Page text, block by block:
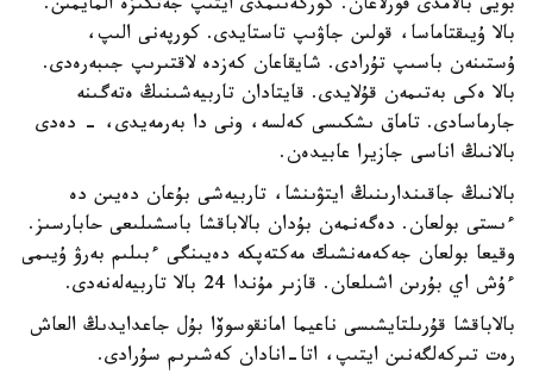
بويى بالامدى قورلاعان. كورگەنىمدى ايتىپ جەتكىزە المايمىن.
بالا ۇيىقتاماسا، قولىن جاۋىپ تاستايدى. كورپەنى الىپ،
ۇستىنەن باسىپ تۇرادى. شايقاعان كەزدە لاقتىرىپ جىبەرەدى.
بالا ەكى بەتىمەن قۇلايدى. قايتادان تاربيەشىنىڭ ەتەگىنە
جارماسادى. تاماق ىشكىسى كەلسە، ونى دا بەرمەيدى، - دەدى
بالانىڭ اناسى جازيرا عابيدەن.
بالانىڭ جاقىندارىنىڭ ايتۋىنشا، تاربيەشى بۇعان دەيىن دە
ءىستى بولعان. دەگەنمەن بۇدان بالاباقشا باسشىلىعى حابارسىز.
وقيعا بولعان جەكەمەنشىك مەكتەپكە دەيىنگى ءبىلىم بەرۋ ۇيىمى
ءۇش اي بۇرىن اشىلعان. قازىر مۇندا 24 بالا تاربيەلەنەدى.
بالاباقشا قۇرىلتايشىسى ناعيما امانقوسوۆا بۇل جاعدايدىڭ العاش
رەت تىركەلگەنىن ايتىپ، اتا-انادان كەشىرىم سۇرادى.